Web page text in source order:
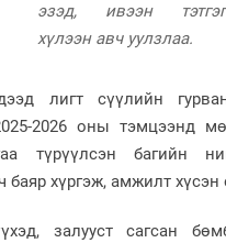
эзэд, ивээн
хүлээн авч уулзлаа.
лигт сүүлийн
2026 оны тэмцээнд
түрүүлсэн багийн
баяр хүргэж, амжилт хүсэн
залууст сагсан